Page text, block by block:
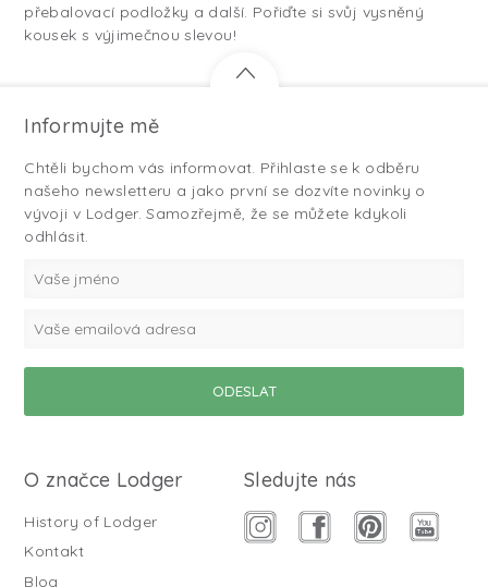
přebalovací podložky a další. Pořiďte si svůj vysněný
kousek s výjimečnou slevou!
Informujte mě
Chtěli bychom vás informovat. Přihlaste se k odběru
našeho newsletteru a jako první se dozvíte novinky o
vývoji v Lodger. Samozřejmě, že se můžete kdykoli
odhlásit.
O značce Lodger
History of Lodger
Kontakt
Blog
Sledujte nás